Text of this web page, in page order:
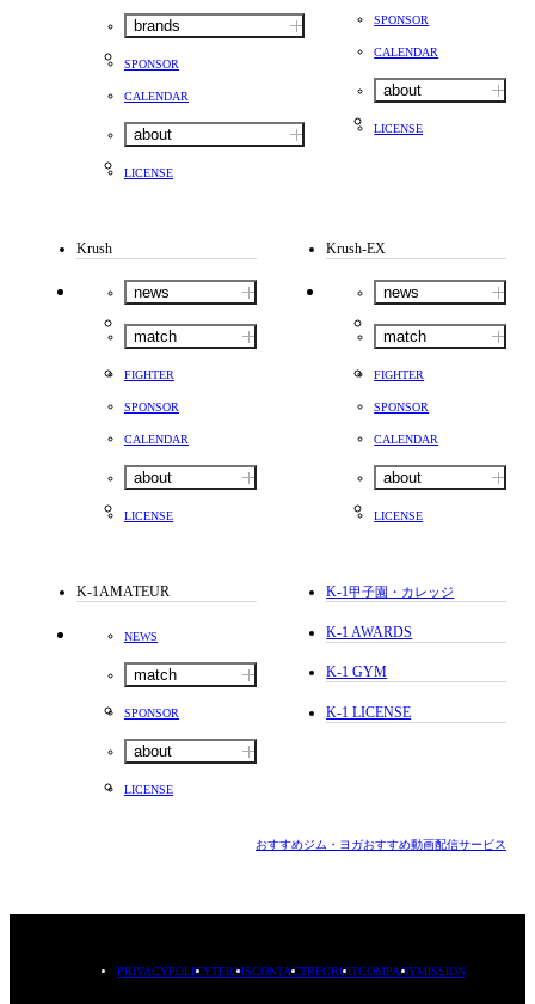
brands
SPONSOR
CALENDAR
about
LICENSE
SPONSOR
CALENDAR
about
LICENSE
Krush
news
match
FIGHTER
SPONSOR
CALENDAR
about
LICENSE
Krush-EX
news
match
FIGHTER
SPONSOR
CALENDAR
about
LICENSE
K-1AMATEUR
NEWS
match
SPONSOR
about
LICENSE
K-1甲子園・カレッジ
K-1 AWARDS
K-1 GYM
K-1 LICENSE
おすすめジム・ヨガおすすめ動画配信サービス
PRIVACYPOLICYTERMSCONTACTRECRUITCOMPANYMISSION